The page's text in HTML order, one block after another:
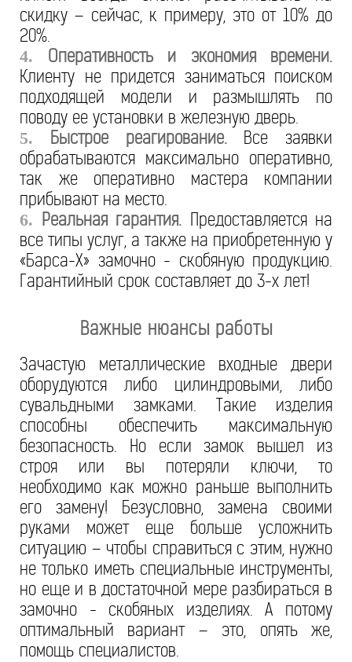
скидку – сейчас, к примеру, это от 10% до
20%.
4.
Оперативность и экономия времени.
Клиенту не придется заниматься поиском
подходящей модели и размышлять по
поводу ее установки в железную дверь.
5. Быстрое реагирование.Все заявки
обрабатываются максимально оперативно,
так же оперативно мастера компании
прибывают на место.
6. Реальная гарантия. Предоставляется на
все типы услуг, а также на приобретенную у
«Барса-Х» замочно - скобяную продукцию.
Гарантийный срок составляет до 3-х лет!
Важные нюансы работы
Зачастую металлические входные двери
оборудуются либо цилиндровыми, либо
сувальдными замками. Такие изделия
способны обеспечить максимальную
безопасность. Но если замок вышел из
строя или вы потеряли ключи, то
необходимо как можно раньше выполнить
его замену! Безусловно, замена своими
руками может еще больше усложнить
ситуацию – чтобы справиться с этим, нужно
не только иметь специальные инструменты,
но еще и в достаточной мере разбираться в
замочно - скобяных изделиях. А потому
оптимальный вариант – это, опять же,
помощь специалистов.